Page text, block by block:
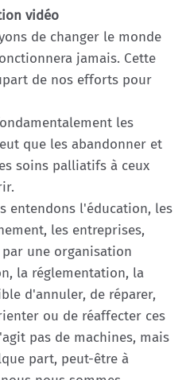
vidéo
de changer le monde
jamais. Cette
de nos efforts pour
les
que les abandonner et
soins palliatifs à ceux
entendons l'éducation, les
les entreprises,
une organisation
la réglementation, la
d'annuler, de réparer,
ou de réaffecter ces
pas de machines, mais
part, peut-être à